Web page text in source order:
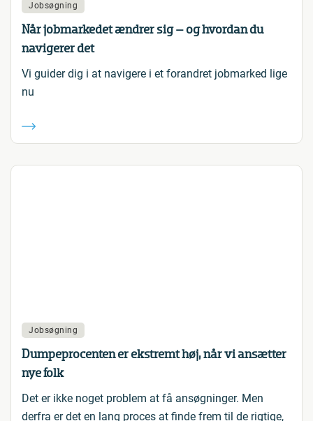
Jobsøgning
Når jobmarkedet ændrer sig – og hvordan du
navigerer det
Vi guider dig i at navigere i et forandret jobmarked lige
nu
Jobsøgning
Dumpeprocenten er ekstremt høj, når vi ansætter
nye folk
Det er ikke noget problem at få ansøgninger. Men
derfra er det en lang proces at finde frem til de rigtige,